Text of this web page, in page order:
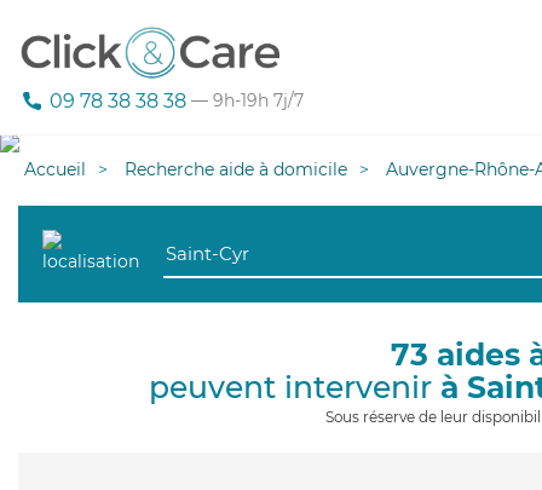
09 78 38 38 38 — 9h-19h 7j/7
Accueil Recherche aide à domicile Auvergne-Rhône-
73 aides
peuvent intervenir à
Sous réserve de leur